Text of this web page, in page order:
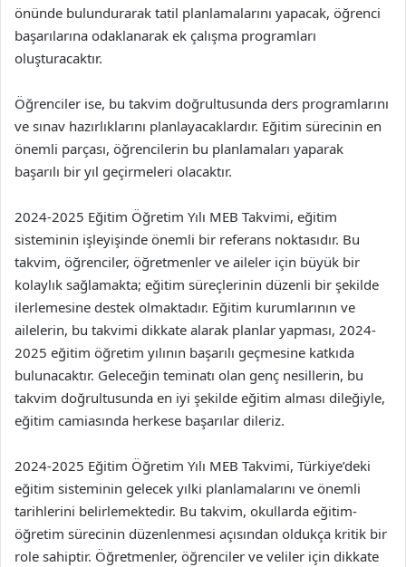
önünde bulundurarak tatil planlamalarını yapacak, öğrenci
başarılarına odaklanarak ek çalışma programları
oluşturacaktır.
Öğrenciler ise, bu takvim doğrultusunda ders programlarını
ve sınav hazırlıklarını planlayacaklardır. Eğitim sürecinin en
önemli parçası, öğrencilerin bu planlamaları yaparak
başarılı bir yıl geçirmeleri olacaktır.
2024-2025 Eğitim Öğretim Yılı MEB Takvimi, eğitim
sisteminin işleyişinde önemli bir referans noktasıdır. Bu
takvim, öğrenciler, öğretmenler ve aileler için büyük bir
kolaylık sağlamakta; eğitim süreçlerinin düzenli bir şekilde
ilerlemesine destek olmaktadır. Eğitim kurumlarının ve
ailelerin, bu takvimi dikkate alarak planlar yapması, 2024-
2025 eğitim öğretim yılının başarılı geçmesine katkıda
bulunacaktır. Geleceğin teminatı olan genç nesillerin, bu
takvim doğrultusunda en iyi şekilde eğitim alması dileğiyle,
eğitim camiasında herkese başarılar dileriz.
2024-2025 Eğitim Öğretim Yılı MEB Takvimi, Türkiye’deki
eğitim sisteminin gelecek yılki planlamalarını ve önemli
tarihlerini belirlemektedir. Bu takvim, okullarda eğitim-
öğretim sürecinin düzenlenmesi açısından oldukça kritik bir
role sahiptir. Öğretmenler, öğrenciler ve veliler için dikkate